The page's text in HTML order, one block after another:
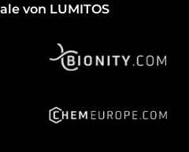
von LUMITOS